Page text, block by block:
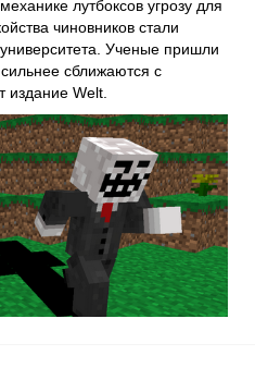
лутбоксов угрозу для
чиновников стали
Ученые пришли
сближаются с
издание Welt.